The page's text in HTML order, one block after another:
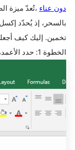
دون عناء ،تُعدّ ميزة
بالسحر، إذ يُحدّد
تخمين. إليك كيف
الخطوة 1: حدد الأعمدة الخاصة بك